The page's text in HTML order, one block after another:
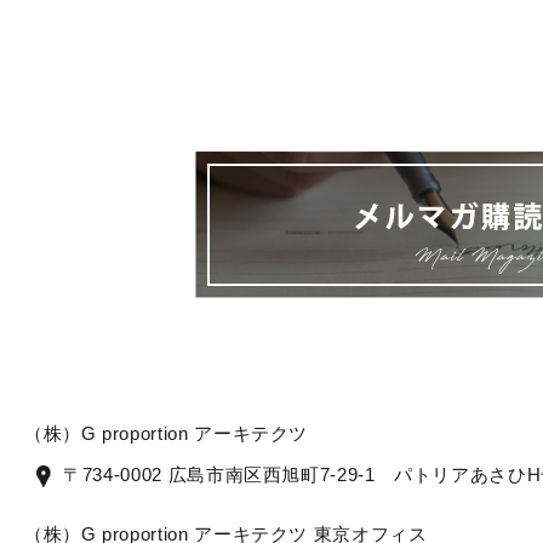
（株）G proportion アーキテクツ
〒734-0002 広島市南区西旭町7-29-1 パトリアあさひ
（株）G proportion アーキテクツ 東京オフィス